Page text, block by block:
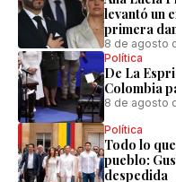
levantó un
primera
8 de agosto
Política
De La
Colombia
8 de agosto
Política
Todo lo
pueblo:
despedida